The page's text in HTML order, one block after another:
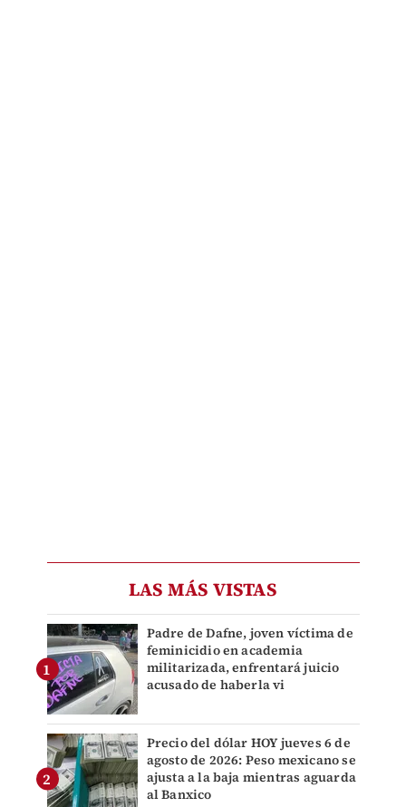
LAS MÁS VISTAS
Padre de Dafne, joven víctima de
feminicidio en academia
militarizada, enfrentará juicio
acusado de haberla vi
Precio del dólar HOY jueves 6 de
agosto de 2026: Peso mexicano se
ajusta a la baja mientras aguarda
al Banxico